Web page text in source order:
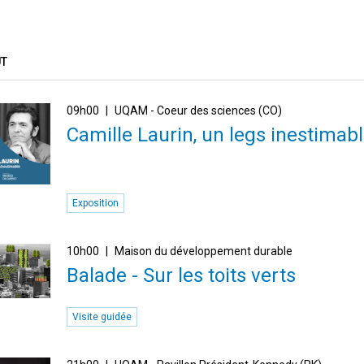
09h00 UQAM - Coeur des sciences (CO)
Camille Laurin, un legs
Exposition
10h00 Maison du développement durable
Balade - Sur les toits verts
Visite guidée